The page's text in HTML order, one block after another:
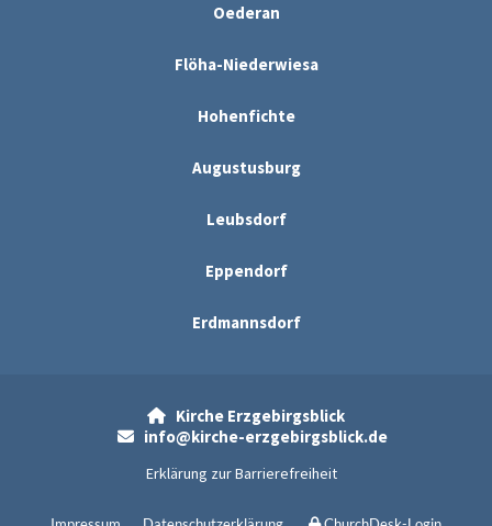
Oederan
Flöha-Niederwiesa
Hohenfichte
Augustusburg
Leubsdorf
Eppendorf
Erdmannsdorf
 Kirche Erzgebirgsblick
 info@kirche-erzgebirgsblick.de
Erklärung zur Barrierefreiheit